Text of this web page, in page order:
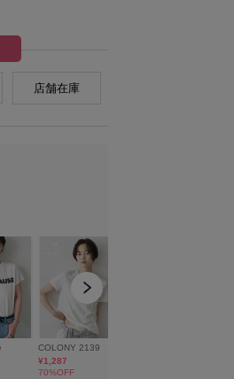
モデル身長：171cm 着用サイ
店舗在庫